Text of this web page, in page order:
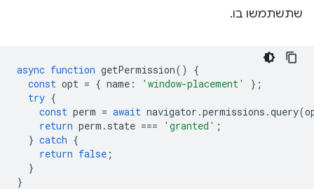
שתשתמשו בו.
async function getPermission()
{
const opt = { name : 'window-placement'
};
try {
const perm = await navigator .permissions .query(
return perm . state === 'granted' ;
} catch {
return false ;
}
}